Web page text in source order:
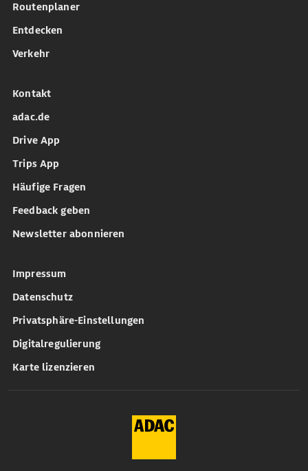
Routenplaner
Entdecken
Verkehr
Kontakt
adac.de
Drive App
Trips App
Häufige Fragen
Feedback geben
Newsletter abonnieren
Impressum
Datenschutz
Privatsphäre-Einstellungen
Digitalregulierung
Karte lizenzieren